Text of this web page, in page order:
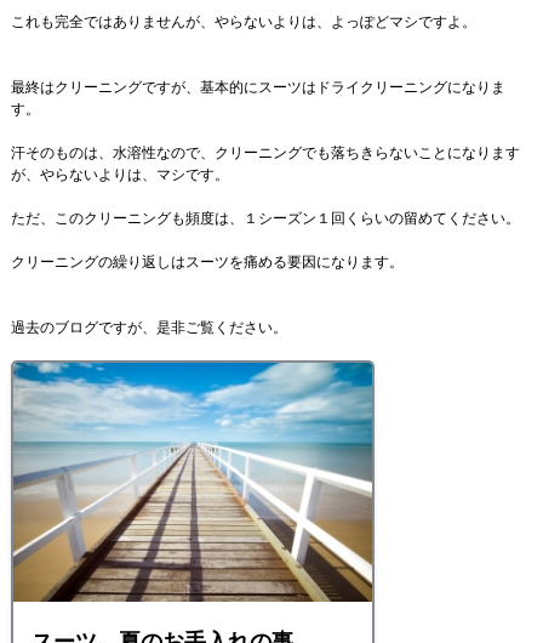
これも完全ではありませんが、やらないよりは、よっぽどマシですよ。
最終はクリーニングですが、基本的にスーツはドライクリーニングになりま
す。
汗そのものは、水溶性なので、クリーニングでも落ちきらないことになります
が、やらないよりは、マシです。
ただ、このクリーニングも頻度は、１シーズン１回くらいの留めてください。
クリーニングの繰り返しはスーツを痛める要因になります。
過去のブログですが、是非ご覧ください。